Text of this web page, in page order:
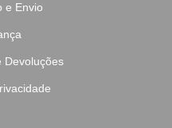
e Envio
Devoluções